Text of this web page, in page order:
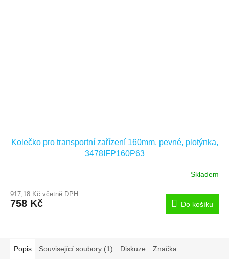
Kolečko pro transportní zařízení 160mm, pevné, plotýnka,
3478IFP160P63
Skladem
917,18 Kč včetně DPH
758 Kč Do košíku
Popis Související soubory (1) Diskuze Značka